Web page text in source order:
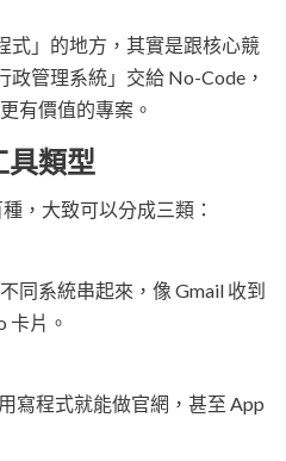
式」的地方，其實是跟核心競
管理系統」交給 No-Code，
有價值的專案。
具類型
，大致可以分成三類：
同系統串起來，像 Gmail 收到
卡片。
寫程式就能做官網，甚至 App